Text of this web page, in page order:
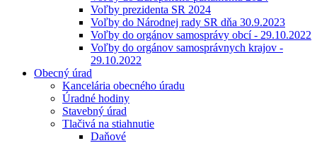
Voľby prezidenta SR 2024
Voľby do Národnej rady SR dňa 30.9.2023
Voľby do orgánov samosprávy obcí - 29.10.2022
Voľby do orgánov samosprávnych krajov -
29.10.2022
Obecný úrad
Kancelária obecného úradu
Úradné hodiny
Stavebný úrad
Tlačivá na stiahnutie
Daňové